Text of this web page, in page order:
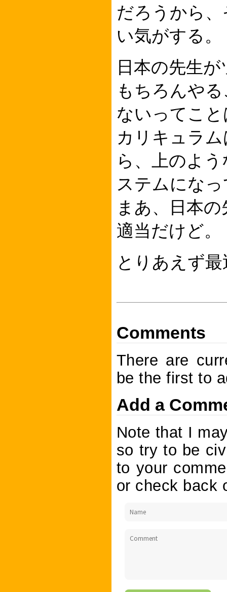
だろうから
い気がする。
日本の先生
もちろんや
ないってこ
カリキュラ
ら、上のよ
ステムにな
まあ、日本
適当だけど。
とりあえず
Comments
There are
be the first to
Add a
Note that I
so try to be
to your
or check back